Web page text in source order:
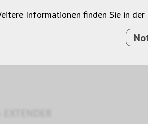
Informationen finden Sie in der